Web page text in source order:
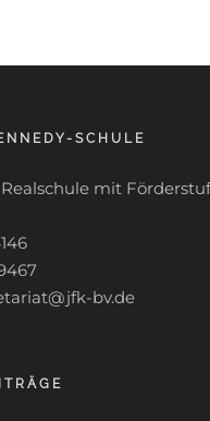
SCHULE
mit
bv.de